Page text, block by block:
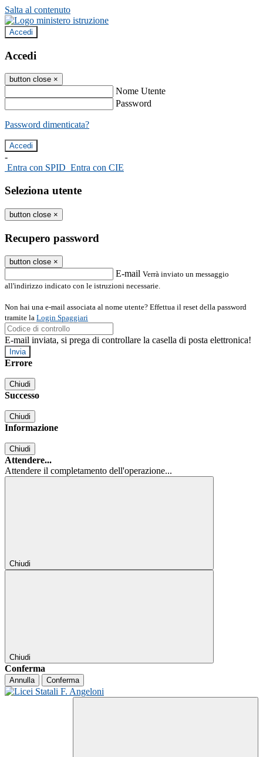
Salta al contenuto
Accedi
Accedi
button close ×
Nome Utente
Password
Password dimenticata?
-
Entra con SPID Entra con CIE
Seleziona utente
button close ×
Recupero password
button close ×
E-mail Verrà inviato un messaggio
all'indirizzo indicato con le istruzioni necessarie.
Non hai una e-mail associata al nome utente? Effettua il reset della password
tramite la Login Spaggiari
E-mail inviata, si prega di controllare la casella di posta elettronica!
Errore
Chiudi
Successo
Chiudi
Informazione
Chiudi
Attendere...
Attendere il completamento dell'operazione...
Chiudi
Chiudi
Conferma
Annulla Conferma